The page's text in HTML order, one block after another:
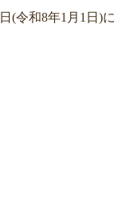
(令和8年1月1日)